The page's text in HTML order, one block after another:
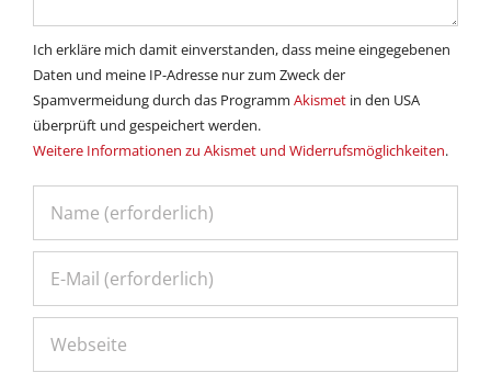
Ich erkläre mich damit einverstanden, dass meine eingegebenen
Daten und meine IP-Adresse nur zum Zweck der
Spamvermeidung durch das Programm Akismetin den USA
überprüft und gespeichert werden.
Weitere Informationen zu Akismet und Widerrufsmöglichkeiten.